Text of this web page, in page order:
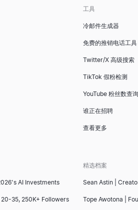
工具
冷邮件生成器
免费的推销电话工具
Twitter/X 高级搜索
TikTok 假粉检测
YouTube 粉丝数查询
谁正在招聘
查看更多
AI Investments
35, 250K+ Followers
精选档案
Sean Astin |
Tope Awotona |